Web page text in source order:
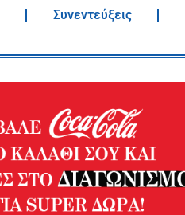
Συνεντεύξεις